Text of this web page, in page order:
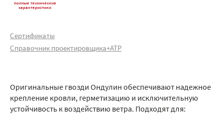
полные технические
характеристики
Сертификаты
Справочник проектировщика+АТР
Оригинальные гвозди Ондулин обеспечивают надежное
крепление кровли, герметизацию и исключительную
устойчивость к воздействию ветра. Подходят для: